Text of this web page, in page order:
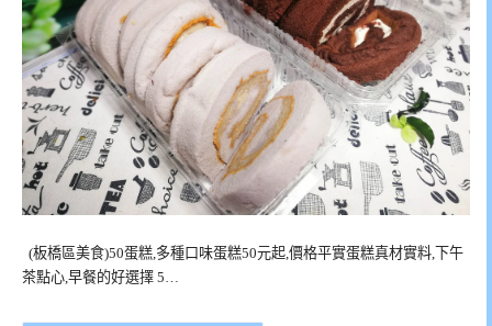
(板橋區美食)50蛋糕,多種口味蛋糕50元起,價格平實蛋糕真材實料,下午
茶點心,早餐的好選擇 5…